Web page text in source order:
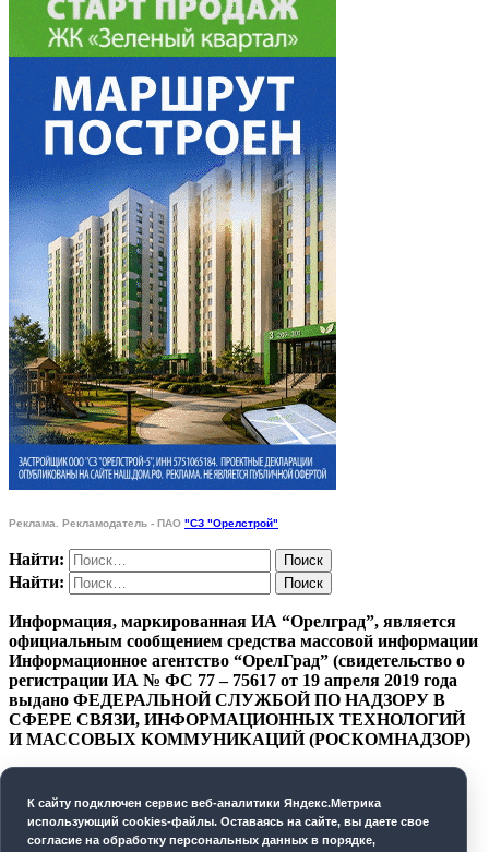
Реклама. Рекламодатель - ПАО "СЗ "Орелстрой"
Найти:
Найти:
Информация, маркированная ИА “Орелград”, является
официальным сообщением средства массовой информации
Информационное агентство “ОрелГрад” (свидетельство о
регистрации ИА № ФС 77 – 75617 от 19 апреля 2019 года
выдано ФЕДЕРАЛЬНОЙ СЛУЖБОЙ ПО НАДЗОРУ В
СФЕРЕ СВЯЗИ, ИНФОРМАЦИОННЫХ ТЕХНОЛОГИЙ
И МАССОВЫХ КОММУНИКАЦИЙ (РОСКОМНАДЗОР)
СОГЛАСИЕ НА ОБРАБОТКУ ПЕРСОНАЛЬНЫХ
ДАННЫХ
К cайту подключен сервис веб-аналитики Яндекс.Метрика
использующий cookies-файлы. Оставаясь на сайте, вы даете свое
согласие на обработку персональных данных в порядке,